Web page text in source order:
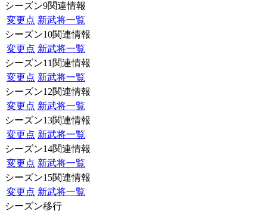
シーズン9関連情報
変更点 新武将一覧
シーズン10関連情報
変更点 新武将一覧
シーズン11関連情報
変更点 新武将一覧
シーズン12関連情報
変更点 新武将一覧
シーズン13関連情報
変更点 新武将一覧
シーズン14関連情報
変更点 新武将一覧
シーズン15関連情報
変更点 新武将一覧
シーズン移行